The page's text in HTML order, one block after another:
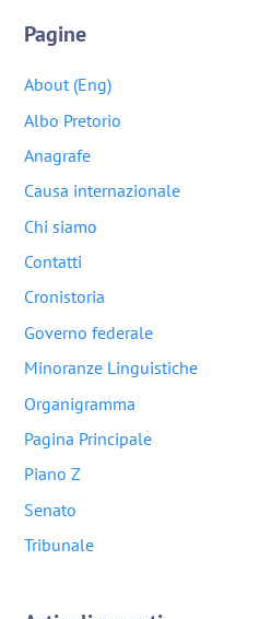
Pagine
About (Eng)
Albo Pretorio
Anagrafe
Causa internazionale
Chi siamo
Contatti
Cronistoria
Governo federale
Minoranze Linguistiche
Organigramma
Pagina Principale
Piano Z
Senato
Tribunale